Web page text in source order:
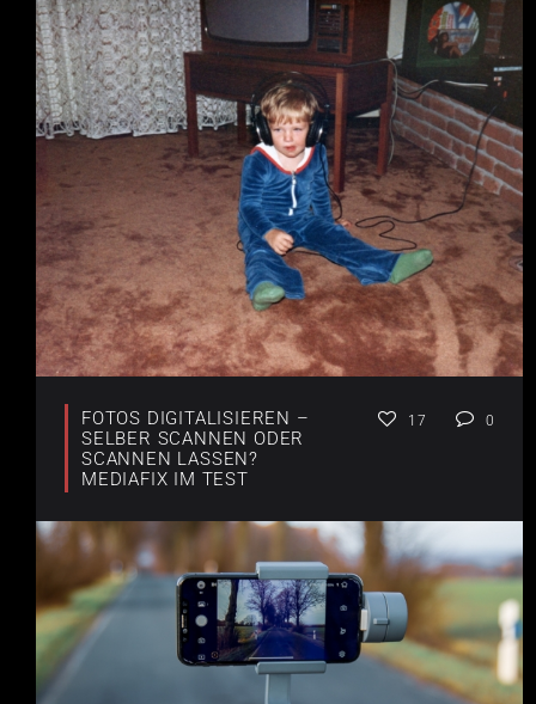
FOTOS DIGITALISIEREN –
SELBER SCANNEN ODER
SCANNEN LASSEN?
MEDIAFIX IM TEST
17 0